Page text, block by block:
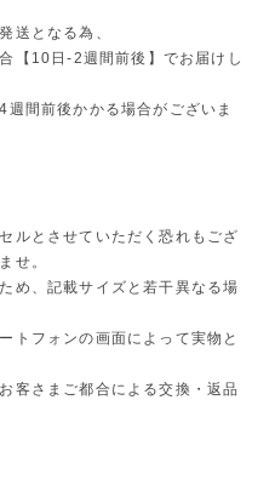
送となる為、
【10日-2週間前後】でお届けし
間前後かかる場合がございま
ルとさせていただく恐れもござ
せ。
め、記載サイズと若干異なる場
トフォンの画面によって実物と
客さまご都合による交換・返品